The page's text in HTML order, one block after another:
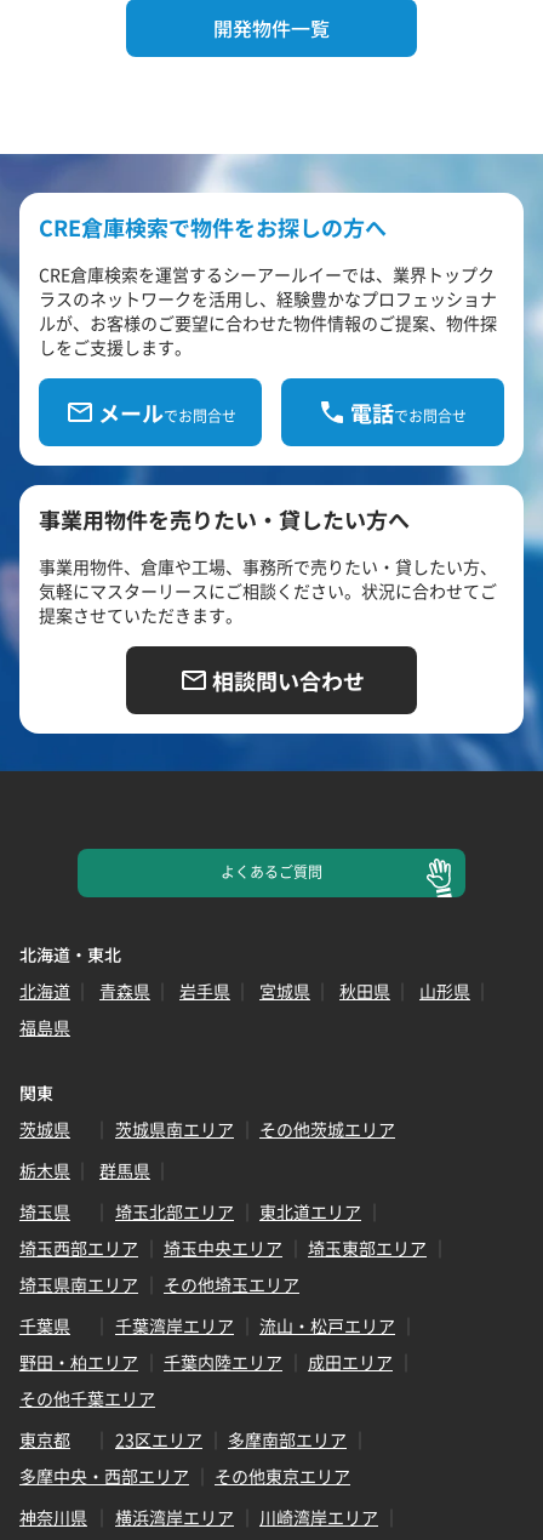
開発物件一覧
CRE倉庫検索で物件をお探しの方へ
CRE倉庫検索を運営するシーアールイーでは、業界トップク
ラスのネットワークを活用し、経験豊かなプロフェッショナ
ルが、お客様のご要望に合わせた物件情報のご提案、物件探
しをご支援します。
メールでお問合せ 電話でお問合せ
事業用物件を売りたい・貸したい方へ
事業用物件、倉庫や工場、事務所で売りたい・貸したい方、
気軽にマスターリースにご相談ください。状況に合わせてご
提案させていただきます。
相談問い合わせ
よくあるご質問
北海道・東北
北海道
青森県 岩手県 宮城県 秋田県
山形県
福島県
関東
茨城県
茨城県南エリア
その他茨城エリア
栃木県
群馬県
埼玉県
埼玉北部エリア
東北道エリア
埼玉西部エリア
埼玉中央エリア
埼玉東部エリア
埼玉県南エリア
その他埼玉エリア
千葉県
千葉湾岸エリア
流山・松戸エリア
野田・柏エリア
千葉内陸エリア
成田エリア
その他千葉エリア
東京都
23区エリア
多摩南部エリア
多摩中央・西部エリア
その他東京エリア
神奈川県
横浜湾岸エリア
川崎湾岸エリア